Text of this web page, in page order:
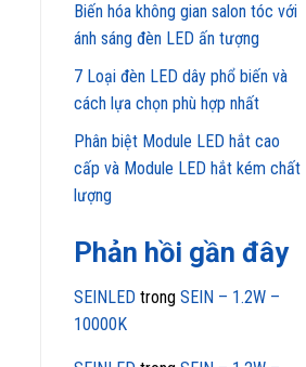
Biến hóa không gian salon tóc với
ánh sáng đèn LED ấn tượng
7 Loại đèn LED dây phổ biến và
cách lựa chọn phù hợp nhất
Phân biệt Module LED hắt cao
cấp và Module LED hắt kém chất
lượng
Phản hồi gần đây
SEINLED trong SEIN – 1.2W –
10000K